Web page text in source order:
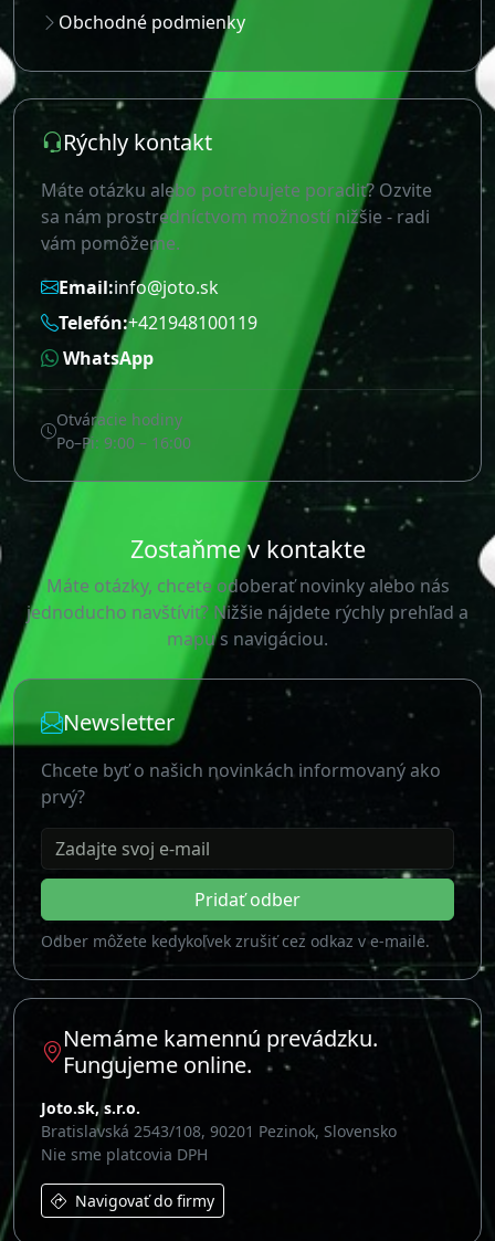
Obchodné podmienky
Rýchly kontakt
Máte otázku alebo potrebujete poradiť? Ozvite
sa nám prostredníctvom možností nižšie - radi
vám pomôžeme.
Email:info@joto.sk
Telefón:+421948100119
WhatsApp
Otváracie hodiny
Po–Pi: 9:00 – 16:00
Zostaňme v kontakte
Máte otázky, chcete odoberať novinky alebo nás
jednoducho navštíviť? Nižšie nájdete rýchly prehľad a
mapu s navigáciou.
Newsletter
Chcete byť o našich novinkách informovaný ako
prvý?
Zadajte svoj e-mail
Pridať odber
Odber môžete kedykoľvek zrušiť cez odkaz v e-maile.
Nemáme kamennú prevádzku.
Fungujeme online.
Joto.sk, s.r.o.
Bratislavská 2543/108, 90201 Pezinok, Slovensko
Nie sme platcovia DPH
Navigovať do firmy